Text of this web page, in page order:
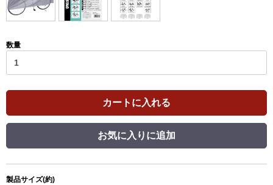
数量
カートに入れる
お気に入りに追加
製品サイズ(約)